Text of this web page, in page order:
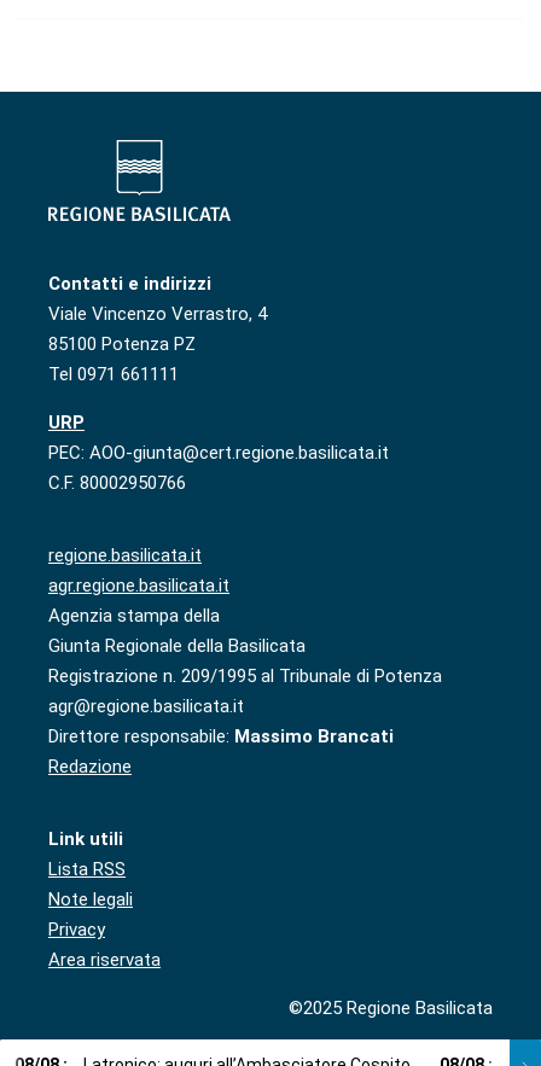
Contatti e indirizzi
Viale Vincenzo Verrastro, 4
85100 Potenza PZ
Tel 0971 661111
URP
PEC: AOO-giunta@cert.regione.basilicata.it
C.F. 80002950766
regione.basilicata.it
agr.regione.basilicata.it
Agenzia stampa della
Giunta Regionale della Basilicata
Registrazione n. 209/1995 al Tribunale di Potenza
agr@regione.basilicata.it
Direttore responsabile: Massimo Brancati
Redazione
Link utili
Lista RSS
Note legali
Privacy
Area riservata
©2025 Regione Basilicata